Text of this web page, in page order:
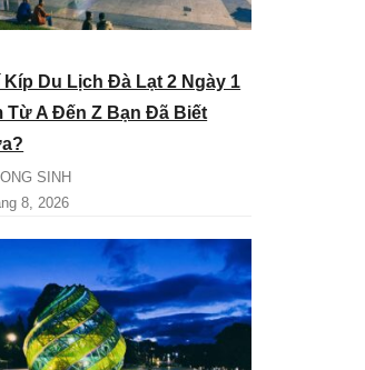
Kíp Du Lịch Đà Lạt 2 Ngày 1
Từ A Đến Z Bạn Đã Biết
SINH
8, 2026